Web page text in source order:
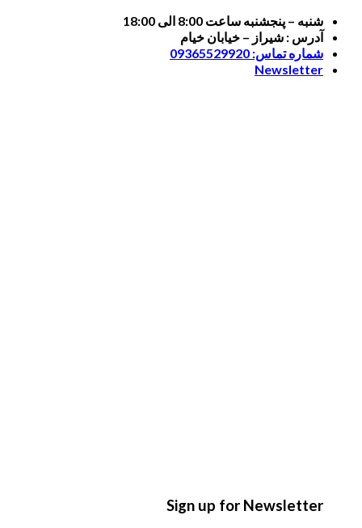
Skip
content
شنبه – پنجشنبه ساعت 8:00 الی 18:00
آدرس : شیراز – خیابان خیام
شماره تماس: 09365529920
Newsletter
Sign up for Newsletter